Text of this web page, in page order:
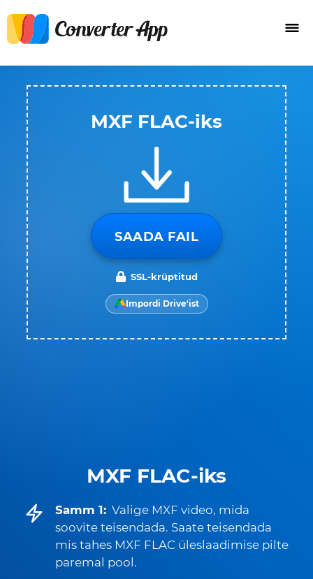
MXF FLAC-iks
Samm 1: Valige MXF video, mida
soovite teisendada. Saate teisendada
mis tahes MXF FLAC üleslaadimise pilte
paremal pool.
MXF FLAC-iks
SAADA FAIL
SSL-krüptitud
Impordi Drive'ist